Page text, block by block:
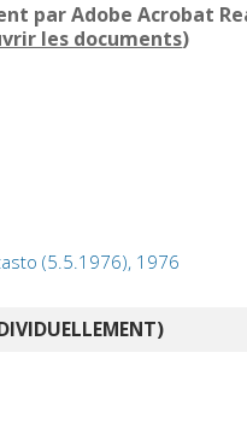
par Adobe Acrobat
les documents)
(5.5.1976), 1976